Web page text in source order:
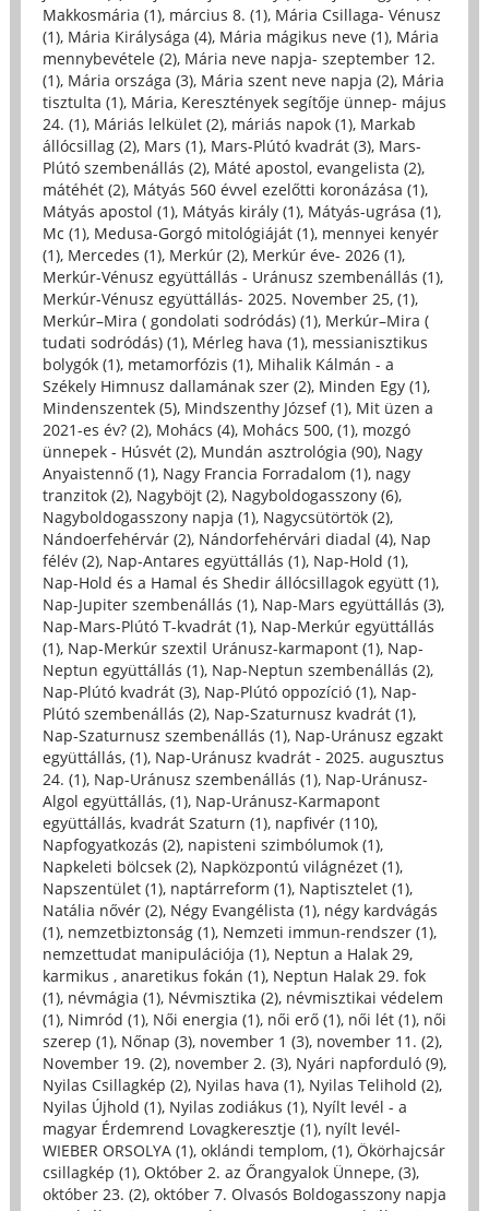
Makkosmária (1), március 8. (1), Mária Csillaga- Vénusz
(1), Mária Királysága (4), Mária mágikus neve (1), Mária
mennybevétele (2), Mária neve napja- szeptember 12.
(1), Mária országa (3), Mária szent neve napja (2), Mária
tisztulta (1), Mária, Keresztények segítője ünnep- május
24. (1), Máriás lelkület (2), máriás napok (1), Markab
állócsillag (2), Mars (1), Mars-Plútó kvadrát (3), Mars-
Plútó szembenállás (2), Máté apostol, evangelista (2),
mátéhét (2), Mátyás 560 évvel ezelőtti koronázása (1),
Mátyás apostol (1), Mátyás király (1), Mátyás-ugrása (1),
Mc (1), Medusa-Gorgó mitológiáját (1), mennyei kenyér
(1), Mercedes (1), Merkúr (2), Merkúr éve- 2026 (1),
Merkúr-Vénusz együttállás - Uránusz szembenállás (1),
Merkúr-Vénusz együttállás- 2025. November 25, (1),
Merkúr–Mira ( gondolati sodródás) (1), Merkúr–Mira (
tudati sodródás) (1), Mérleg hava (1), messianisztikus
bolygók (1), metamorfózis (1), Mihalik Kálmán - a
Székely Himnusz dallamának szer (2), Minden Egy (1),
Mindenszentek (5), Mindszenthy József (1), Mit üzen a
2021-es év? (2), Mohács (4), Mohács 500, (1), mozgó
ünnepek - Húsvét (2), Mundán asztrológia (90), Nagy
Anyaistennő (1), Nagy Francia Forradalom (1), nagy
tranzitok (2), Nagyböjt (2), Nagyboldogasszony (6),
Nagyboldogasszony napja (1), Nagycsütörtök (2),
Nándoerfehérvár (2), Nándorfehérvári diadal (4), Nap
félév (2), Nap-Antares együttállás (1), Nap-Hold (1),
Nap-Hold és a Hamal és Shedir állócsillagok együtt (1),
Nap-Jupiter szembenállás (1), Nap-Mars együttállás (3),
Nap-Mars-Plútó T-kvadrát (1), Nap-Merkúr együttállás
(1), Nap-Merkúr szextil Uránusz-karmapont (1), Nap-
Neptun együttállás (1), Nap-Neptun szembenállás (2),
Nap-Plútó kvadrát (3), Nap-Plútó oppozíció (1), Nap-
Plútó szembenállás (2), Nap-Szaturnusz kvadrát (1),
Nap-Szaturnusz szembenállás (1), Nap-Uránusz egzakt
együttállás, (1), Nap-Uránusz kvadrát - 2025. augusztus
24. (1), Nap-Uránusz szembenállás (1), Nap-Uránusz-
Algol együttállás, (1), Nap-Uránusz-Karmapont
együttállás, kvadrát Szaturn (1), napfivér (110),
Napfogyatkozás (2), napisteni szimbólumok (1),
Napkeleti bölcsek (2), Napközpontú világnézet (1),
Napszentület (1), naptárreform (1), Naptisztelet (1),
Natália nővér (2), Négy Evangélista (1), négy kardvágás
(1), nemzetbiztonság (1), Nemzeti immun-rendszer (1),
nemzettudat manipulációja (1), Neptun a Halak 29,
karmikus , anaretikus fokán (1), Neptun Halak 29. fok
(1), névmágia (1), Névmisztika (2), névmisztikai védelem
(1), Nimród (1), Női energia (1), női erő (1), női lét (1), női
szerep (1), Nőnap (3), november 1 (3), november 11. (2),
November 19. (2), november 2. (3), Nyári napforduló (9),
Nyilas Csillagkép (2), Nyilas hava (1), Nyilas Telihold (2),
Nyilas Újhold (1), Nyilas zodiákus (1), Nyílt levél - a
magyar Érdemrend Lovagkeresztje (1), nyílt levél-
WIEBER ORSOLYA (1), oklándi templom, (1), Ökörhajcsár
csillagkép (1), Október 2. az Őrangyalok Ünnepe, (3),
október 23. (2), október 7. Olvasós Boldogasszony napja